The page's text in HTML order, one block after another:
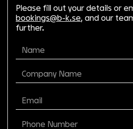
Please fill out your details or
bookings@b-k.se, and our
further.